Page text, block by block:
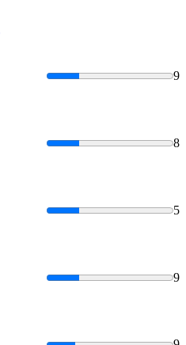
9
8
5
9